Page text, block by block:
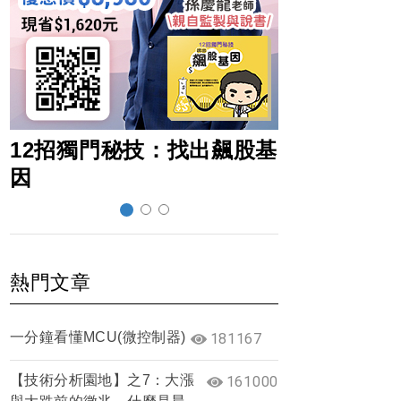
12招獨門秘技：找出飆股基
因
熱門文章
一分鐘看懂MCU(微控制器) 181167
【技術分析園地】之7：大漲
161000